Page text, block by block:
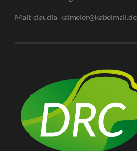
Mail: claudia-kalmeier@kabelmail.de